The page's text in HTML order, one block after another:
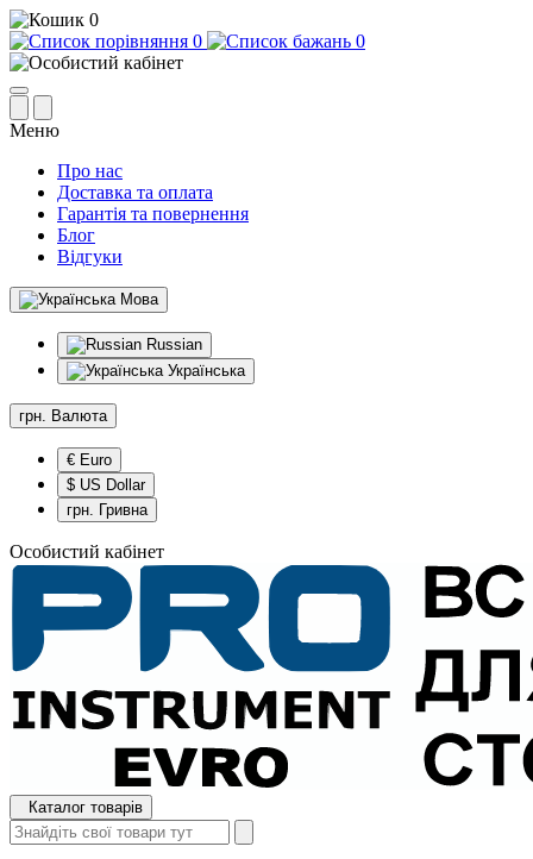
0
0
0
Меню
Про нас
Доставка та оплата
Гарантія та повернення
Блог
Відгуки
Мова
Russian
Українська
грн. Валюта
€ Euro
$ US Dollar
грн. Гривна
Особистий кабінет
Каталог товарів